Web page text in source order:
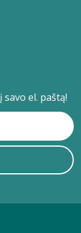
el. paštą!